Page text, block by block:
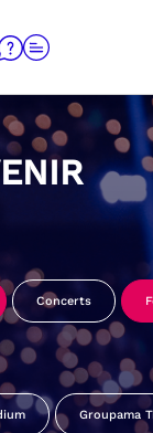
Concerts
Groupama